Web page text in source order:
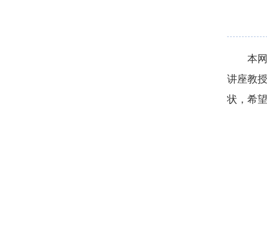
本
讲座教
状，希